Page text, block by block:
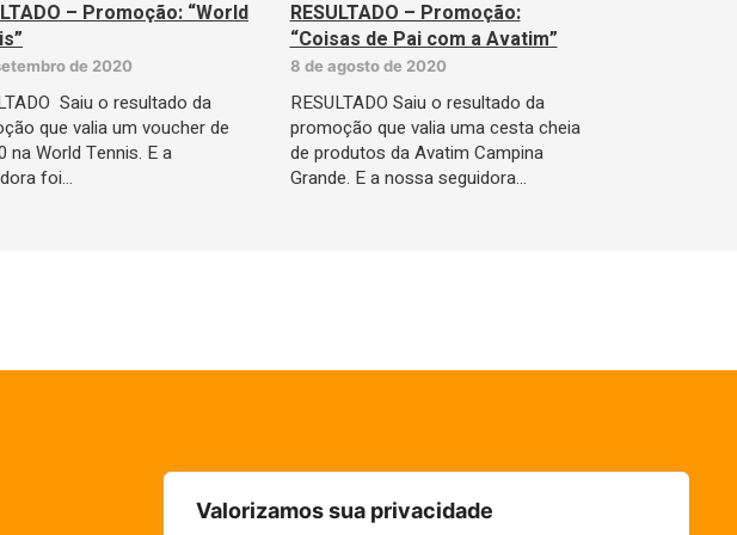
Valorizamos sua privacidade
– Promoção: “World
de 2020
Saiu o resultado da
que valia um voucher de
na World Tennis. E a
foi…
RESULTADO – Promoção:
“Coisas de Pai com a Avatim”
8 de agosto de 2020
RESULTADO Saiu o resultado da
promoção que valia uma cesta cheia
de produtos da Avatim Campina
Grande. E a nossa seguidora…